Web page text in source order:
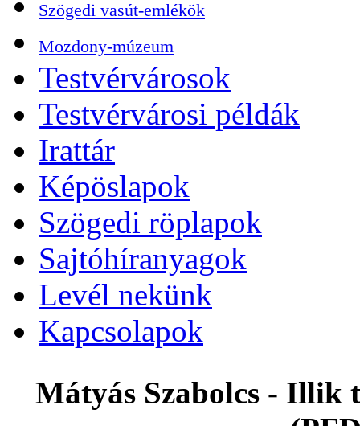
Szögedi vasút-emlékök
Mozdony-múzeum
Testvérvárosok
Testvérvárosi példák
Irattár
Képöslapok
Szögedi röplapok
Sajtóhíranyagok
Levél nekünk
Kapcsolapok
Mátyás Szabolcs - Illik